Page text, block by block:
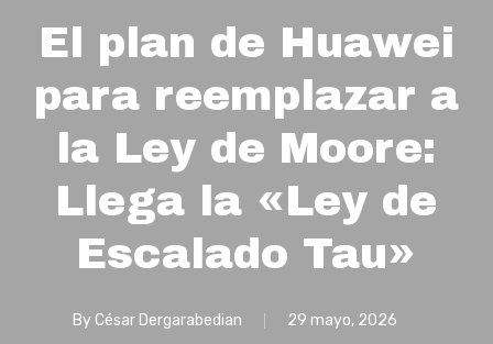
El plan de Huawei
para reemplazar a
la Ley de Moore:
Llega la «Ley de
Escalado Tau»
By César Dergarabedian 29 mayo, 2026